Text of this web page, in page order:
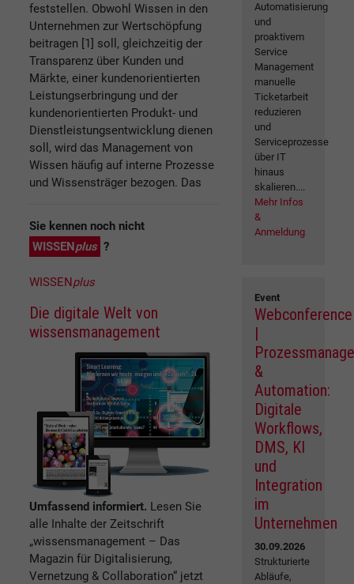
feststellen. Obwohl Wissen in den
Unternehmen zur Wertschöpfung
beitragen [1] soll, gleichzeitig der
Transparenz über Kunden und
Märkte, einer kundenorientierten
Leistungserbringung und der
kundenorientierten Produkt- und
Dienstleistungsentwicklung dienen
soll, wird das Management von
Wissen häufig auf interne Prozesse
und Wissensträger bezogen. Das
Sie kennen noch nicht
WISSENplus ?
WISSENplus
Die digitale Welt von
wissensmanagement
Umfassend informiert. Lesen Sie
alle Inhalte der Zeitschrift
„wissensmanagement – Das
Magazin für Digitalisierung,
Vernetzung & Collaboration“ jetzt
Automatisierung
und
proaktivem
Service
Management
manuelle
Ticketarbeit
reduzieren
und
Serviceprozesse
über IT
hinaus
skalieren....
Mehr Infos
&
Anmeldung
Event
Webconference
|
&
Automation:
Digitale
Workflows,
DMS, KI
und
Integration
im
Unternehmen
30.09.2026
Strukturierte
Abläufe,